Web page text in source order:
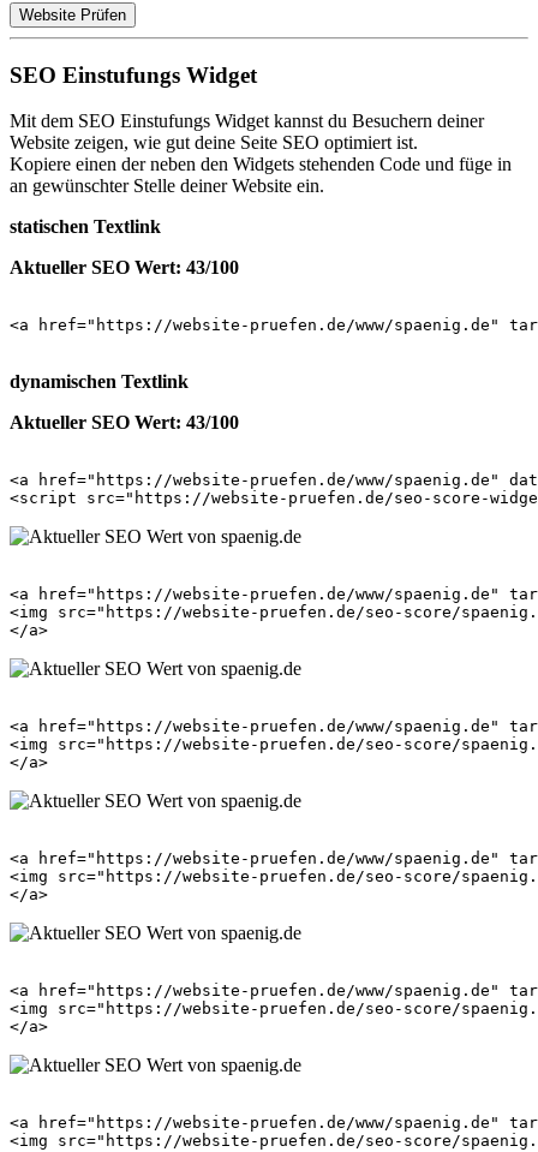
Website Prüfen
SEO Einstufungs Widget
Mit dem SEO Einstufungs Widget kannst du Besuchern deiner
Website zeigen, wie gut deine Seite SEO optimiert ist.
Kopiere einen der neben den Widgets stehenden Code und füge in
an gewünschter Stelle deiner Website ein.
statischen Textlink
Aktueller SEO Wert: 43/100
<a href="https://website-pruefen.de/www/spaenig.de"
dynamischen Textlink
Aktueller SEO Wert: 43/100
<a href="https://website-pruefen.de/www/spaenig.de"
<a href="https://website-pruefen.de/www/spaenig.de"
<img src="https://website-pruefen.de/seo-score/
<a href="https://website-pruefen.de/www/spaenig.de"
<img src="https://website-pruefen.de/seo-score/
<a href="https://website-pruefen.de/www/spaenig.de"
<img src="https://website-pruefen.de/seo-score/
<a href="https://website-pruefen.de/www/spaenig.de"
<img src="https://website-pruefen.de/seo-score/
<a href="https://website-pruefen.de/www/spaenig.de"
<img src="https://website-pruefen.de/seo-score/